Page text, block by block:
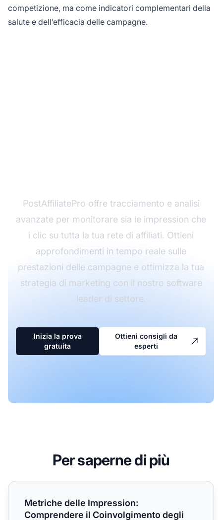
competizione, ma come indicatori complementari della
salute e dell’efficacia delle campagne.
PostAffiliatePro offre tracciamento e analisi
avanzate per monitorare sia le impression che
i clic su tutta la tua rete di affiliati. Ottieni
approfondimenti in tempo reale sulle
prestazioni delle campagne e ottimizza la tua
strategia di marketing con il nostro software
leader di settore.
Inizia la prova
gratuita
Ottieni consigli da
esperti
Per saperne di più
Metriche delle Impression: Comprendere il
Metriche delle Impression:
Comprendere il Coinvolgimento degli